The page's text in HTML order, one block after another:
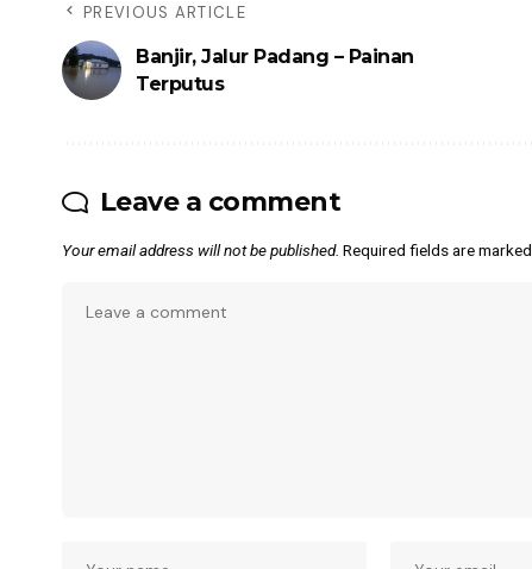
PREVIOUS ARTICLE
Banjir, Jalur Padang – Painan
Terputus
Leave a comment
Your email address will not be published. Required fields are marked